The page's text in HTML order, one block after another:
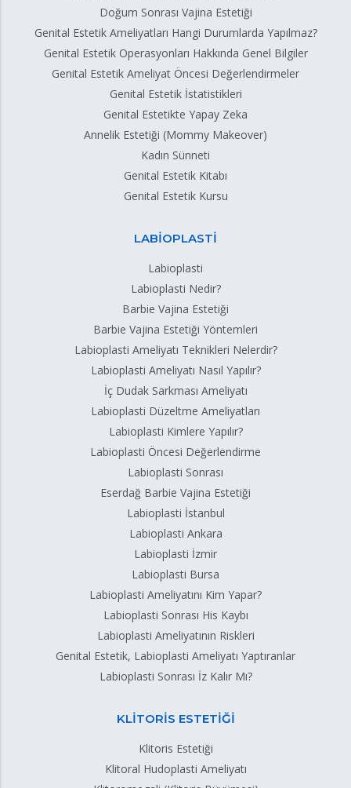
Doğum Sonrası Vajina Estetiği
Genital Estetik Ameliyatları Hangi Durumlarda Yapılmaz?
Genital Estetik Operasyonları Hakkında Genel Bilgiler
Genital Estetik Ameliyat Öncesi Değerlendirmeler
Genital Estetik İstatistikleri
Genital Estetikte Yapay Zeka
Annelik Estetiği (Mommy Makeover)
Kadın Sünneti
Genital Estetik Kitabı
Genital Estetik Kursu
LABİOPLASTİ
Labioplasti
Labioplasti Nedir?
Barbie Vajina Estetiği
Barbie Vajina Estetiği Yöntemleri
Labioplasti Ameliyatı Teknikleri Nelerdir?
Labioplasti Ameliyatı Nasıl Yapılır?
İç Dudak Sarkması Ameliyatı
Labioplasti Düzeltme Ameliyatları
Labioplasti Kimlere Yapılır?
Labioplasti Öncesi Değerlendirme
Labioplasti Sonrası
Eserdağ Barbie Vajina Estetiği
Labioplasti İstanbul
Labioplasti Ankara
Labioplasti İzmir
Labioplasti Bursa
Labioplasti Ameliyatını Kim Yapar?
Labioplasti Sonrası His Kaybı
Labioplasti Ameliyatının Riskleri
Genital Estetik, Labioplasti Ameliyatı Yaptıranlar
Labioplasti Sonrası İz Kalır Mı?
KLİTORİS ESTETİĞİ
Klitoris Estetiği
Klitoral Hudoplasti Ameliyatı